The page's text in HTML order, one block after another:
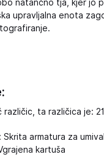
natančno tja, kjer jo
upravljalna enota
različic, ta različica je:
armatura za
kartuša